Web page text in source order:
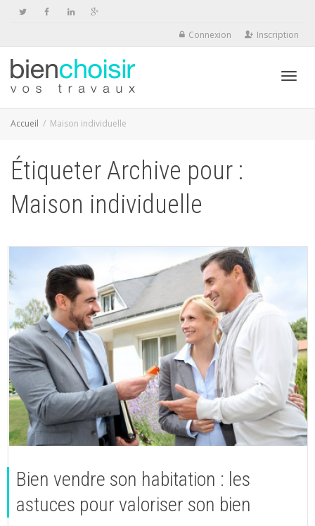
Connexion Inscription
Accueil Maison individuelle
Étiqueter Archive pour :
Maison individuelle
Bien vendre son habitation : les
astuces pour valoriser son bien